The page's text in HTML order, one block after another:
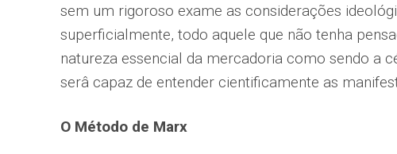
sem um rigoroso exame as considerações
superficialmente, todo aquele que não tenha
natureza essencial da mercadoria como sendo a
serâ capaz de entender cientificamente as
O Método de Marx